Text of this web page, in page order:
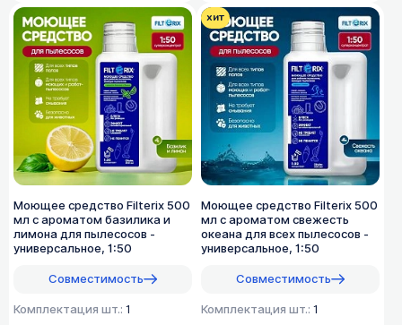
Моющее средство Filterix 500
мл с ароматом базилика и
лимона для пылесосов -
универсальное, 1:50
Совместимость
Комплектация шт.: 1
Моющее средство Filterix 500
мл с ароматом свежесть
океана для всех пылеcосов -
универсальное, 1:50
Совместимость
Комплектация шт.: 1
хит